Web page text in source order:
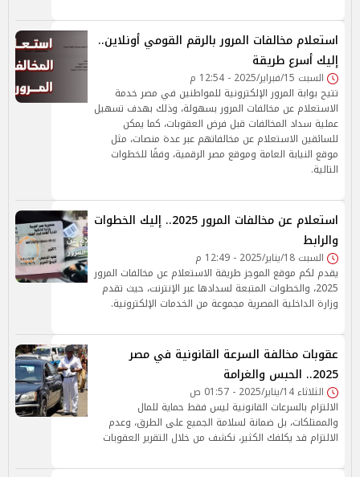
استعلام مخالفات المرور بالرقم القومي أونلاين..
إليك أسرع طريقة
السبت 15/فبراير/2025 - 12:54 م
تتيح بوابة المرور الإلكترونية للمواطنين في مصر خدمة
الاستعلام عن مخالفات المرور بسهولة، وذلك بهدف تسهيل
عملية سداد المخالفات قبل فرض العقوبات، كما يمكن
للسائقين الاستعلام عن مخالفاتهم عبر عدة منصات، مثل
موقع النيابة العامة وموقع مصر الرقمية، وفقًا للخطوات
التالية.
استعلام عن مخالفات المرور 2025.. إليك الخطوات
والرابط
السبت 18/يناير/2025 - 12:49 م
يقدم لكم موقع الموجز طريقة الاستعلام عن مخالفات المرور
2025، والخطوات المتبعة لسدادها عبر الإنترنت، حيث تقدم
وزارة الداخلية المصرية مجموعة من الخدمات الإلكترونية.
عقوبات مخالفة السرعة القانونية في مصر
2025.. الحبس والغرامة
الثلاثاء 14/يناير/2025 - 01:57 ص
الالتزام بالسرعات القانونية ليس فقط حماية للمال
والممتلكات، بل ضمانة لسلامة الجميع على الطرق، وعدم
الالتزام قد يكلفك الكثير، نكشف من خلال التقرير العقوبات